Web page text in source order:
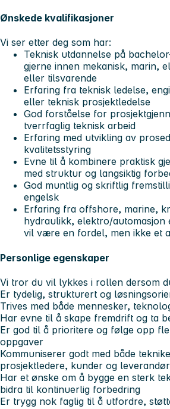
Ønskede kvalifikasjoner
Vi ser etter deg som har:
Teknisk utdannelse på
gjerne innen mekanisk, marin,
eller tilsvarende
Erfaring fra teknisk ledelse,
eller teknisk prosjektledelse
God forståelse for
tverrfaglig teknisk arbeid
Erfaring med utvikling av
kvalitetsstyring
Evne til å kombinere praktisk
med struktur og langsiktig
God muntlig og skriftlig
engelsk
Erfaring fra offshore, marine,
hydraulikk, elektro/automasjon
vil være en fordel, men ikke et
Personlige egenskaper
Vi tror du vil lykkes i rollen dersom
Er tydelig, strukturert og
Trives med både mennesker,
Har evne til å skape fremdrift og ta
Er god til å prioritere og følge opp
oppgaver
Kommuniserer godt med både
prosjektledere, kunder og
Har et ønske om å bygge en sterk
bidra til kontinuerlig forbedring
Er trygg nok faglig til å utfordre,